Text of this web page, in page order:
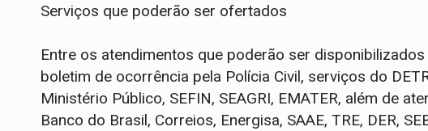
Serviços que poderão ser ofertados
Entre os atendimentos que poderão ser
boletim de ocorrência pela Polícia Civil, serviços do
Ministério Público, SEFIN, SEAGRI, EMATER, além de
Banco do Brasil, Correios, Energisa, SAAE, TRE, DER,